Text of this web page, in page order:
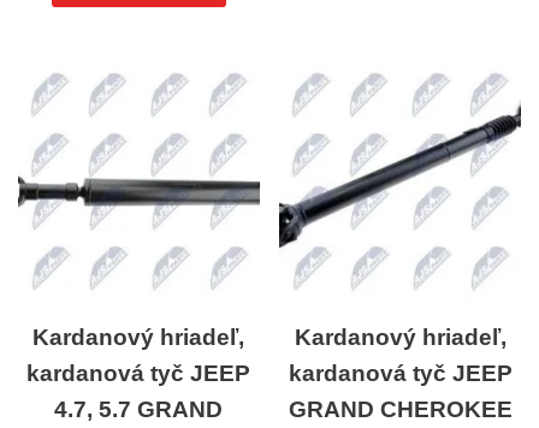
Kardanový hriadeľ,
kardanová tyč JEEP
4.7, 5.7 GRAND
Kardanový hriadeľ,
kardanová tyč JEEP
GRAND CHEROKEE